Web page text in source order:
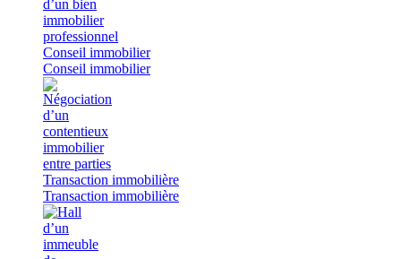
Conseil immobilier
Conseil immobilier
Transaction immobilière
Transaction immobilière